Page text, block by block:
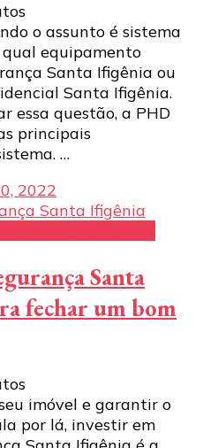
o assunto é sistema
qual equipamento
Santa Ifigênia ou
Santa Ifigênia.
essa questão, a PHD
principais
…
2022
Santa
fechar um bom
imóvel e garantir o
por lá, investir em